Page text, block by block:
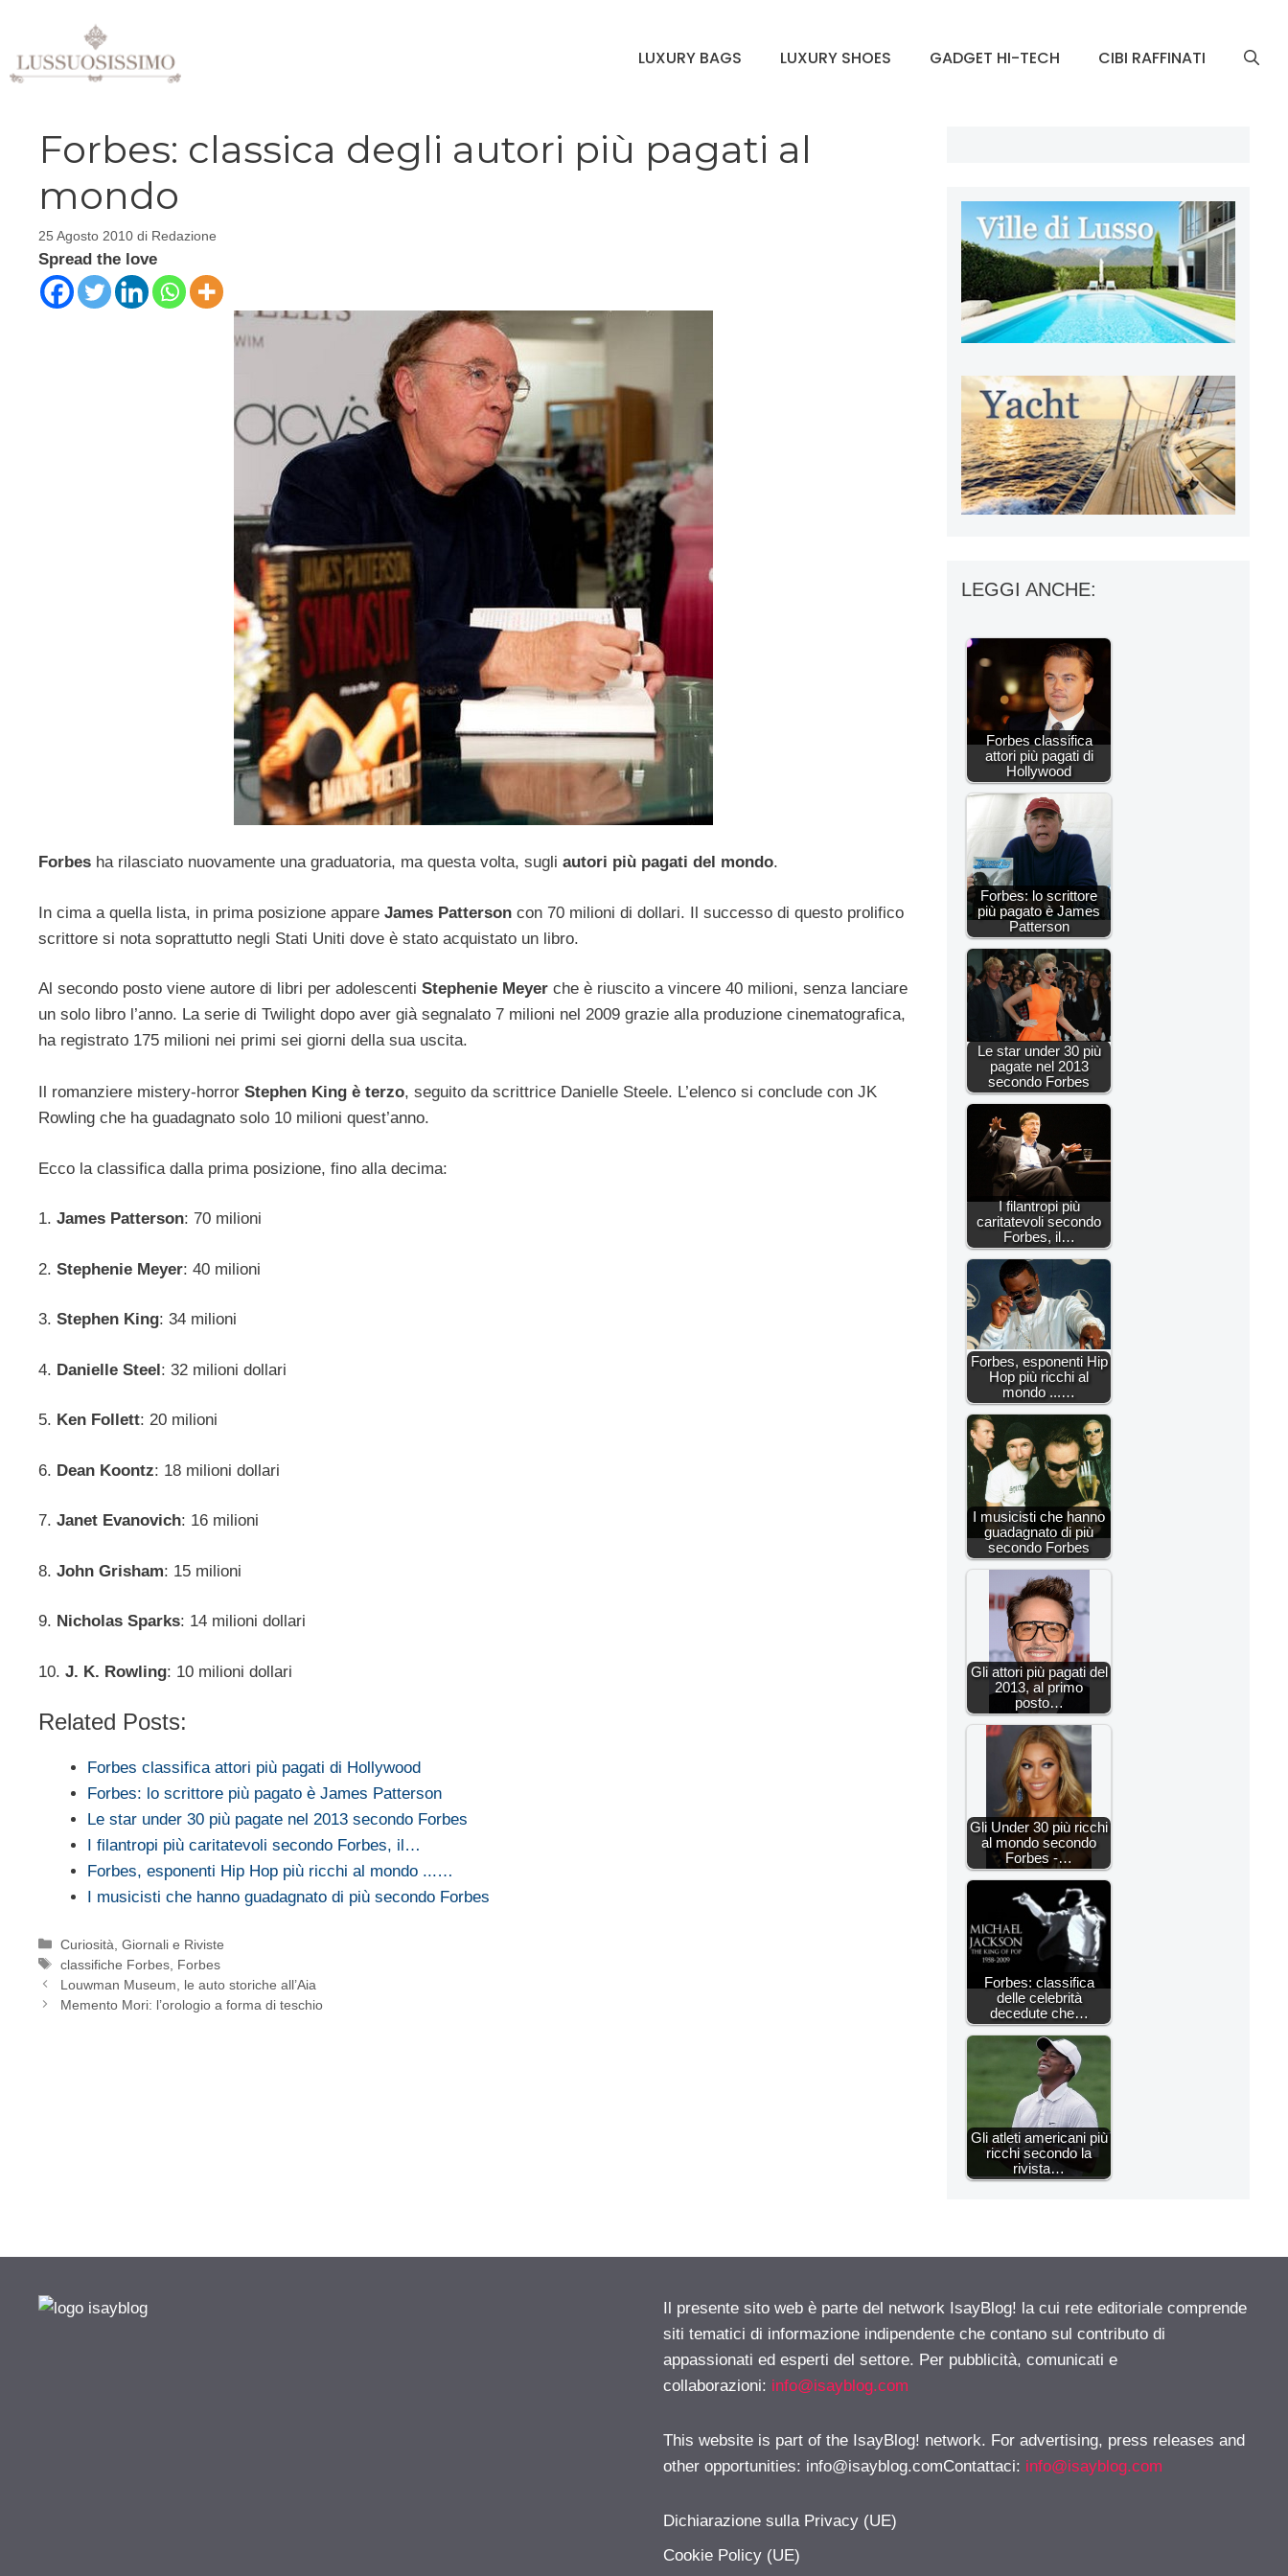
contenuto
LUXURY BAGS LUXURY SHOES GADGET HI-TECH CIBI RAFFINATI
Forbes: classica degli autori più pagati al
mondo
25 Agosto 2010 di Redazione
Spread the love
Forbes ha rilasciato nuovamente una graduatoria, ma questa volta, sugli autori più pagati del mondo.
In cima a quella lista, in prima posizione appare James Patterson con 70 milioni di dollari. Il successo di questo prolifico
scrittore si nota soprattutto negli Stati Uniti dove è stato acquistato un libro.
Al secondo posto viene autore di libri per adolescenti Stephenie Meyer che è riuscito a vincere 40 milioni, senza lanciare
un solo libro l’anno. La serie di Twilight dopo aver già segnalato 7 milioni nel 2009 grazie alla produzione cinematografica,
ha registrato 175 milioni nei primi sei giorni della sua uscita.
Il romanziere mistery-horror Stephen King è terzo, seguito da scrittrice Danielle Steele. L’elenco si conclude con JK
Rowling che ha guadagnato solo 10 milioni quest’anno.
Ecco la classifica dalla prima posizione, fino alla decima:
1. James Patterson: 70 milioni
2. Stephenie Meyer: 40 milioni
3. Stephen King: 34 milioni
4. Danielle Steel: 32 milioni dollari
5. Ken Follett: 20 milioni
6. Dean Koontz: 18 milioni dollari
7. Janet Evanovich: 16 milioni
8. John Grisham: 15 milioni
9. Nicholas Sparks: 14 milioni dollari
10. J. K. Rowling: 10 milioni dollari
Related Posts:
Forbes classifica attori più pagati di Hollywood
Forbes: lo scrittore più pagato è James Patterson
Le star under 30 più pagate nel 2013 secondo Forbes
I filantropi più caritatevoli secondo Forbes, il…
Forbes, esponenti Hip Hop più ricchi al mondo ...…
I musicisti che hanno guadagnato di più secondo Forbes
Categorie
Curiosità ,Giornali e Riviste
Tag
classifiche Forbes Forbes
Louwman Museum, le auto storiche all’Aia
Memento Mori: l’orologio a forma di teschio
LEGGI ANCHE:
Forbes classifica
attori più pagati di
Hollywood
Forbes: lo scrittore
più pagato è James
Patterson
Le star under 30 più
pagate nel 2013
secondo Forbes
I filantropi più
caritatevoli secondo
Forbes, il…
Forbes, esponenti Hip
Hop più ricchi al
mondo ...…
I musicisti che hanno
guadagnato di più
secondo Forbes
Gli attori più pagati del
2013, al primo
posto…
Gli Under 30 più ricchi
al mondo secondo
Forbes -…
Forbes: classifica
delle celebrità
decedute che…
Gli atleti americani più
ricchi secondo la
rivista…
Il presente sito web è parte del network IsayBlog! la cui rete editoriale comprende
siti tematici di informazione indipendente che contano sul contributo di
appassionati ed esperti del settore. Per pubblicità, comunicati e
collaborazioni: info@isayblog.com
This website is part of the IsayBlog! network. For advertising, press releases and
other opportunities: info@isayblog.comContattaci: info@isayblog.com
Dichiarazione sulla Privacy (UE)
Cookie Policy (UE)